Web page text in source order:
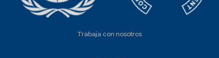
Trabaja con nosotros